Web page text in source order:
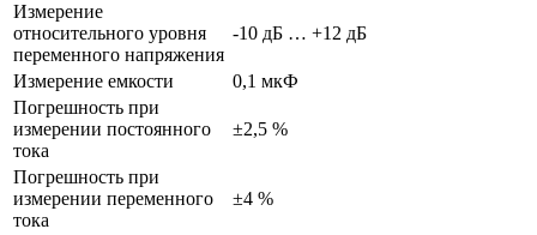
Измерение
относительного уровня
переменного напряжения
-10 дБ … +12 дБ
Измерение емкости
0,1 мкФ
Погрешность при
измерении постоянного
тока
±2,5 %
Погрешность при
измерении переменного
тока
±4 %